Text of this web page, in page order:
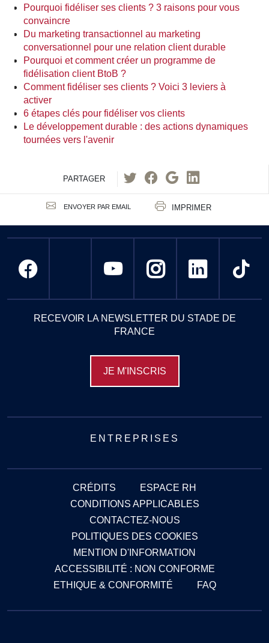
Pourquoi fidéliser ses clients ? 3 raisons pour vous
convaincre
Du marketing transactionnel au marketing
conversationnel pour une relation client durable
Pourquoi et comment créer un programme de
fidélisation client BtoB ?
Comment fidéliser ses clients ? Voici 3 leviers à
activer
6 étapes clés pour fidéliser vos clients
Le développement durable : des actions dynamiques
tournées vers l'avenir
PARTAGER
ENVOYER PAR EMAIL IMPRIMER
RECEVOIR LA NEWSLETTER DU STADE DE
FRANCE
JE M'INSCRIS
ENTREPRISES
CRÉDITS
ESPACE RH
CONDITIONS APPLICABLES
CONTACTEZ-NOUS
POLITIQUES DES COOKIES
MENTION D'INFORMATION
ACCESSIBILITÉ : NON CONFORME
ETHIQUE & CONFORMITÉ
FAQ